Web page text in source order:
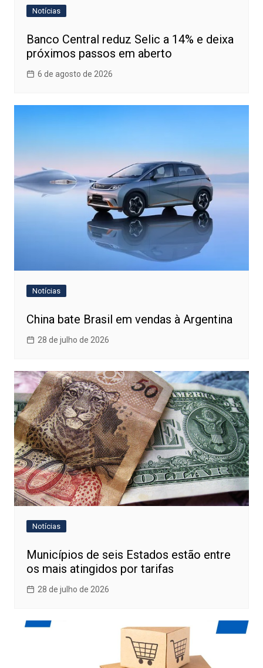
Notícias
Banco Central reduz Selic a 14% e deixa
próximos passos em aberto
6 de agosto de 2026
Notícias
China bate Brasil em vendas à Argentina
28 de julho de 2026
Notícias
Municípios de seis Estados estão entre
os mais atingidos por tarifas
28 de julho de 2026